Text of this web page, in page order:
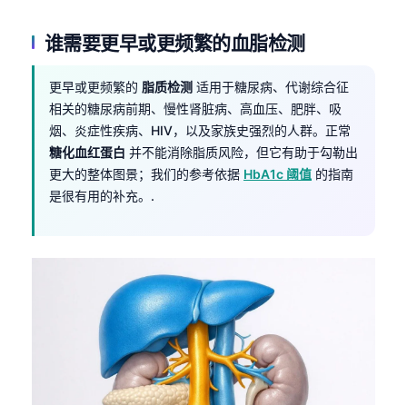
谁需要更早或更频繁的血脂检测
更早或更频繁的 脂质检测 适用于糖尿病、代谢综合征
相关的糖尿病前期、慢性肾脏病、高血压、肥胖、吸
烟、炎症性疾病、HIV，以及家族史强烈的人群。正常
糖化血红蛋白 并不能消除脂质风险，但它有助于勾勒出
更大的整体图景；我们的参考依据 HbA1c 阈值 的指南
是很有用的补充。.